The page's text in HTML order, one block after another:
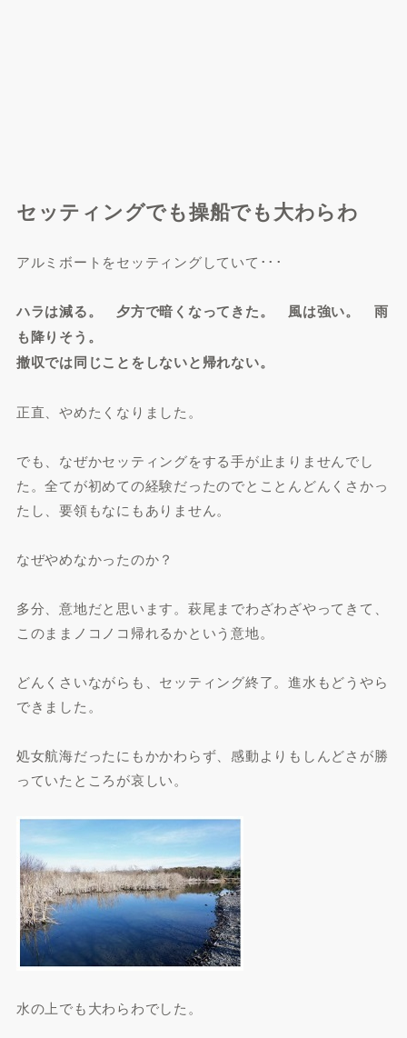
セッティングでも操船でも大わらわ
アルミボートをセッティングしていて･･･
ハラは減る。 夕方で暗くなってきた。 風は強い。 雨
も降りそう。
撤収では同じことをしないと帰れない。
正直、やめたくなりました。
でも、なぜかセッティングをする手が止まりませんでし
た。全てが初めての経験だったのでとことんどんくさかっ
たし、要領もなにもありません。
なぜやめなかったのか？
多分、意地だと思います。萩尾までわざわざやってきて、
このままノコノコ帰れるかという意地。
どんくさいながらも、セッティング終了。進水もどうやら
できました。
処女航海だったにもかかわらず、感動よりもしんどさが勝
っていたところが哀しい。
水の上でも大わらわでした。